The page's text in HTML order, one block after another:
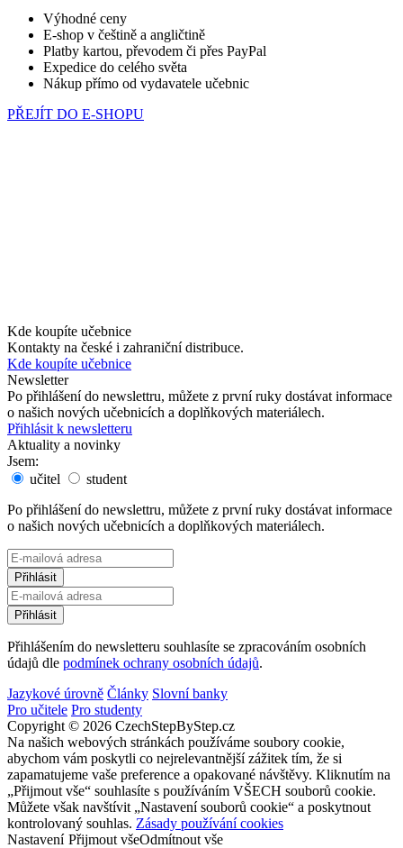
Výhodné ceny
E-shop v češtině a angličtině
Platby kartou, převodem či přes PayPal
Expedice do celého světa
Nákup přímo od vydavatele učebnic
PŘEJÍT DO E-SHOPU
Kde koupíte učebnice
Kontakty na české i zahraniční distribuce.
Kde koupíte učebnice
Newsletter
Po přihlášení do newslettru, můžete z první ruky dostávat informace
o našich nových učebnicích a doplňkových materiálech.
Přihlásit k newsletteru
Aktuality a novinky
Jsem:
učitel
student
Po přihlášení do newslettru, můžete z první ruky dostávat informace
o našich nových učebnicích a doplňkových materiálech.
Přihlášením do newsletteru souhlasíte se zpracováním osobních
údajů dle podmínek ochrany osobních údajů.
Jazykové úrovně Články Slovní banky
Pro učitele Pro studenty
Copyright © 2026 CzechStepByStep.cz
Na našich webových stránkách používáme soubory cookie,
abychom vám poskytli co nejrelevantnější zážitek tím, že si
zapamatujeme vaše preference a opakované návštěvy. Kliknutím na
„Přijmout vše“ souhlasíte s používáním VŠECH souborů cookie.
Můžete však navštívit „Nastavení souborů cookie“ a poskytnout
kontrolovaný souhlas. Zásady používání cookies
Nastavení Přijmout všeOdmítnout vše